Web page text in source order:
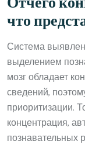
что
Система
выделением
мозг обладает
сведений,
приоритизации.
концентрация,
познавательных